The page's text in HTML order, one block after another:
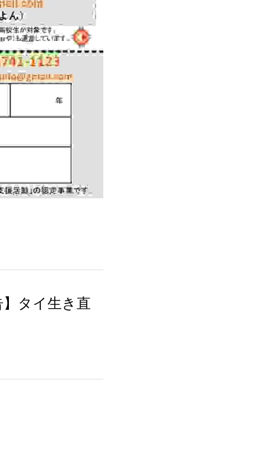
】タイ生き直